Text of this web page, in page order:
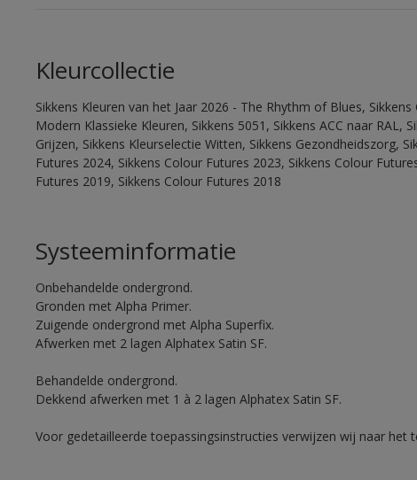
Kleurcollectie
Sikkens Kleuren van het Jaar 2026 - The Rhythm of Blues,
Modern Klassieke Kleuren, Sikkens 5051, Sikkens ACC naar RAL,
Grijzen, Sikkens Kleurselectie Witten, Sikkens Gezondheidszorg,
Futures 2024, Sikkens Colour Futures 2023, Sikkens Colour
Futures 2019, Sikkens Colour Futures 2018
Systeeminformatie
Onbehandelde ondergrond.
Gronden met Alpha Primer.
Zuigende ondergrond met Alpha Superfix.
Afwerken met 2 lagen Alphatex Satin SF.
Behandelde ondergrond.
Dekkend afwerken met 1 à 2 lagen Alphatex Satin SF.
Voor gedetailleerde toepassingsinstructies verwijzen wij naar het